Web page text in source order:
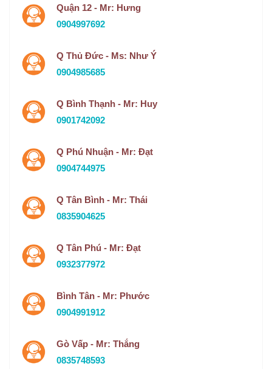
Quận 12 - Mr: Hưng
0904997692
Q Thủ Đức - Ms: Như Ý
0904985685
Q Bình Thạnh - Mr: Huy
0901742092
Q Phú Nhuận - Mr: Đạt
0904744975
Q Tân Bình - Mr: Thái
0835904625
Q Tân Phú - Mr: Đạt
0932377972
Bình Tân - Mr: Phước
0904991912
Gò Vấp - Mr: Thắng
0835748593